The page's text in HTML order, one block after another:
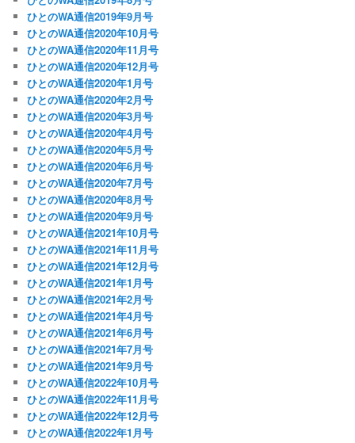
ひとのWA通信2019年9月号
ひとのWA通信2020年10月号
ひとのWA通信2020年11月号
ひとのWA通信2020年12月号
ひとのWA通信2020年1月号
ひとのWA通信2020年2月号
ひとのWA通信2020年3月号
ひとのWA通信2020年4月号
ひとのWA通信2020年5月号
ひとのWA通信2020年6月号
ひとのWA通信2020年7月号
ひとのWA通信2020年8月号
ひとのWA通信2020年9月号
ひとのWA通信2021年10月号
ひとのWA通信2021年11月号
ひとのWA通信2021年12月号
ひとのWA通信2021年1月号
ひとのWA通信2021年2月号
ひとのWA通信2021年4月号
ひとのWA通信2021年6月号
ひとのWA通信2021年7月号
ひとのWA通信2021年9月号
ひとのWA通信2022年10月号
ひとのWA通信2022年11月号
ひとのWA通信2022年12月号
ひとのWA通信2022年1月号